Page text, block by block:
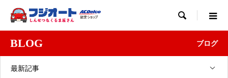

BLOG ブログ
最新記事